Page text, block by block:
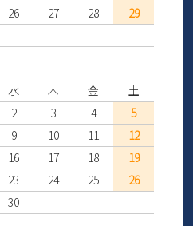
26 27 28
29
水 木 金
土
2 3 4
5
9 10 11
12
16 17 18
19
23 24 25
26
30